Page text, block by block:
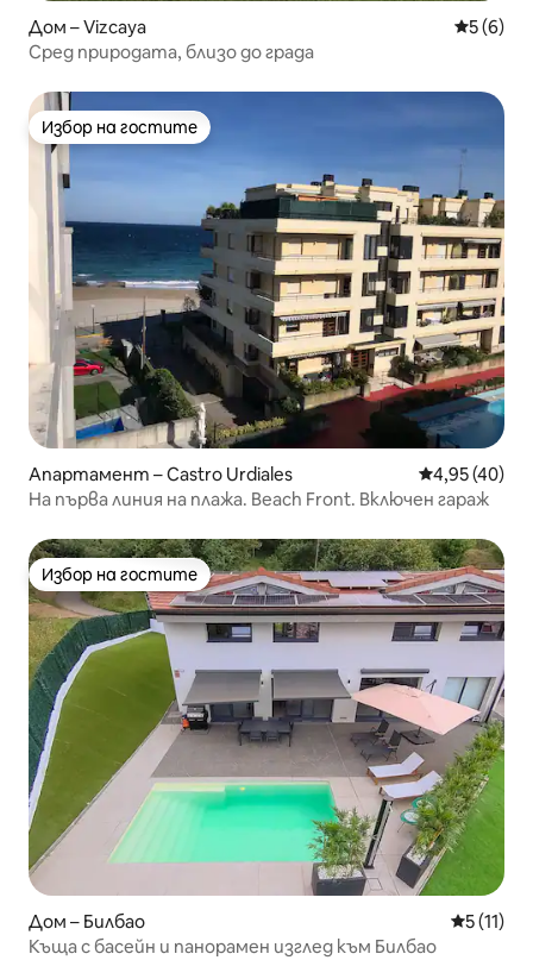
Дом – Vizcaya Средна
5 (6)
Сред природата, близо до града
Избор на гостите
Избор на гостите
Апартамент – Castro Urdiales Средна
4,95 (40)
На първа линия на плажа. Beach Front. Включен гараж
Избор на гостите
Избор на гостите
Дом – Билбао Средна
5 (11)
Къща с басейн и панорамен изглед към Билбао